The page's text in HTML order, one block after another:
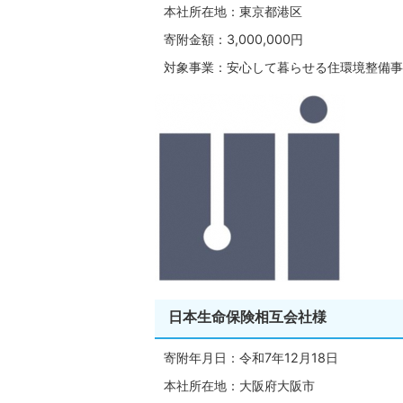
本社所在地：東京都港区
寄附金額：3,000,000円
対象事業：安心して暮らせる住環境整備
日本生命保険相互会社様
寄附年月日：令和7年12月18日
本社所在地：大阪府大阪市